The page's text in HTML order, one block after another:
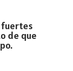
fuertes
de que